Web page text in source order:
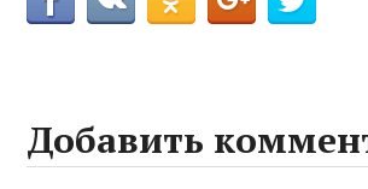
Добавить